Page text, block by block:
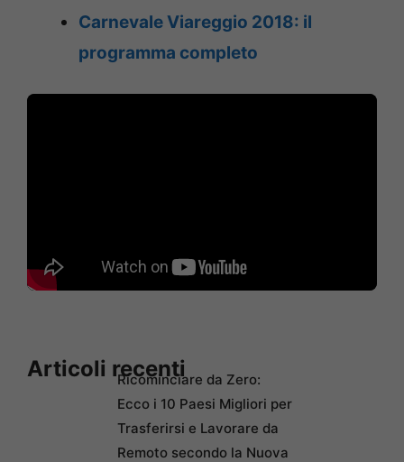
Carnevale Viareggio 2018: il
programma completo
Articoli recentiRicominciare da Zero:
Ecco i 10 Paesi Migliori per
Trasferirsi e Lavorare da
Remoto secondo la Nuova